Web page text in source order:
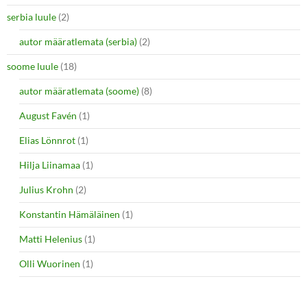
serbia luule (2)
autor määratlemata (serbia) (2)
soome luule (18)
autor määratlemata (soome) (8)
August Favén (1)
Elias Lönnrot (1)
Hilja Liinamaa (1)
Julius Krohn (2)
Konstantin Hämäläinen (1)
Matti Helenius (1)
Olli Wuorinen (1)